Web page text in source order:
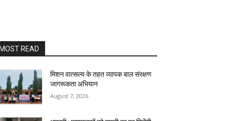
READ
मिशन वात्सल्य के तहत व्यापक बाल संरक्षण
जागरूकता अभियान
August 7, 2026